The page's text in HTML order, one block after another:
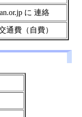
に 連絡
通費（自費）